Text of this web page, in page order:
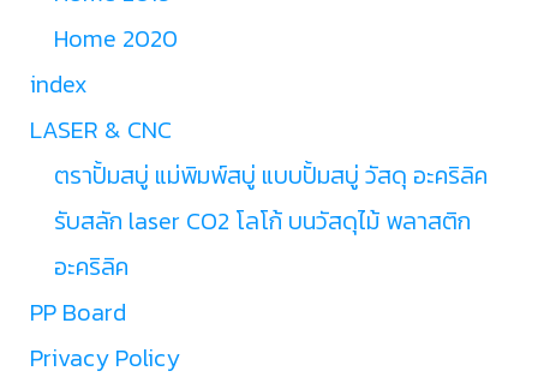
Home 2020
index
LASER & CNC
ตราปั้มสบู่ แม่พิมพ์สบู่ แบบปั้มสบู่ วัสดุ อะคริลิค
รับสลัก laser CO2 โลโก้ บนวัสดุไม้ พลาสติก
อะคริลิค
PP Board
Privacy Policy